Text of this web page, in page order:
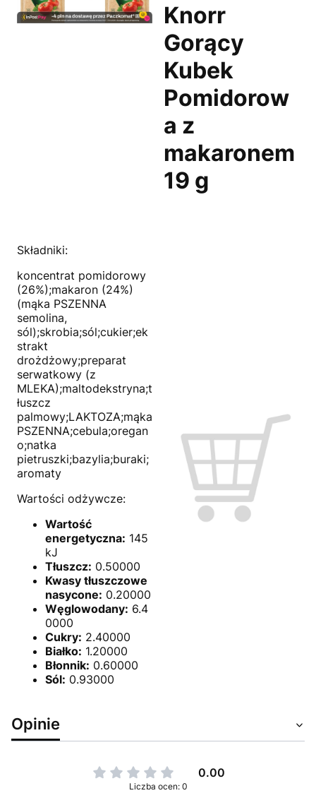
Knorr
Gorący
Kubek
Pomidorow
a z
makaronem
19 g
Składniki:
koncentrat pomidorowy
(26%);makaron (24%)
(mąka PSZENNA
semolina,
sól);skrobia;sól;cukier;ek
strakt
drożdżowy;preparat
serwatkowy (z
MLEKA);maltodekstryna;t
łuszcz
palmowy;LAKTOZA;mąka
PSZENNA;cebula;oregan
o;natka
pietruszki;bazylia;buraki;
aromaty
Wartości odżywcze:
Wartość
energetyczna: 145
kJ
Tłuszcz: 0.50000
Kwasy tłuszczowe
nasycone: 0.20000
Węglowodany: 6.4
0000
Cukry: 2.40000
Białko: 1.20000
Błonnik: 0.60000
Sól: 0.93000
Opinie
0.00
Liczba ocen: 0